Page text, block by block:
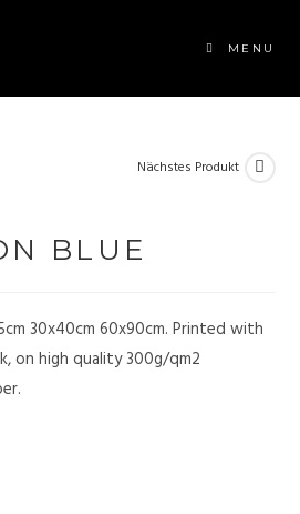
MENU
Nächstes Produkt
BLUE
30x40cm 60x90cm. Printed with
on high quality 300g/qm2